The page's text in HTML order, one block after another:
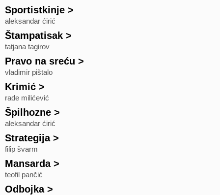
Sportistkinje >
aleksandar ćirić
Štampatisak >
tatjana tagirov
Pravo na sreću >
vladimir pištalo
Krimić >
rade milićević
Špilhozne >
aleksandar ćirić
Strategija>
filip švarm
Mansarda>
teofil pančić
Odbojka>